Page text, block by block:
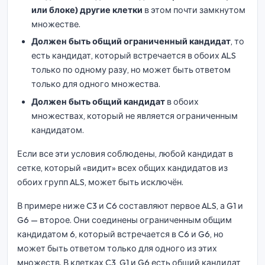
или блоке) другие клетки в этом почти замкнутом
множестве.
Должен быть общий ограниченный кандидат, то
есть кандидат, который встречается в обоих ALS
только по одному разу, но может быть ответом
только для одного множества.
Должен быть общий кандидат в обоих
множествах, который не является ограниченным
кандидатом.
Если все эти условия соблюдены, любой кандидат в
сетке, который «видит» всех общих кандидатов из
обоих групп ALS, может быть исключён.
В примере ниже C3 и C6 составляют первое ALS, а G1 и
G6 — второе. Они соединены ограниченным общим
кандидатом 6, который встречается в C6 и G6, но
может быть ответом только для одного из этих
множеств. В клетках C3, G1 и G6 есть общий кандидат